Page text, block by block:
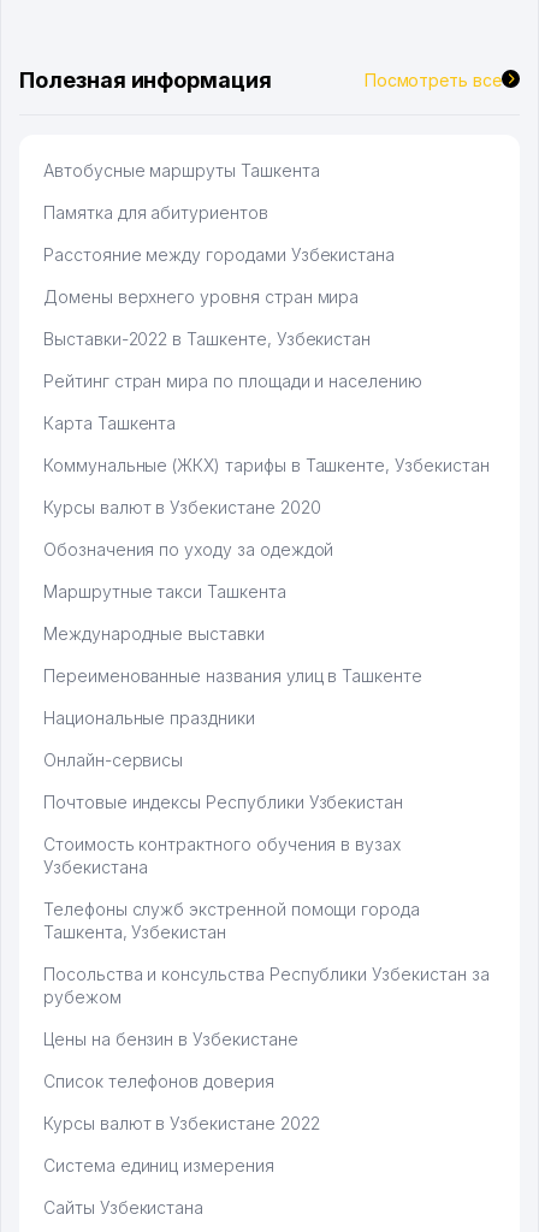
Полезная информация Посмотреть все
Автобусные маршруты Ташкента
Памятка для абитуриентов
Расстояние между городами Узбекистана
Домены верхнего уровня стран мира
Выставки-2022 в Ташкенте, Узбекистан
Рейтинг стран мира по площади и населению
Карта Ташкента
Коммунальные (ЖКХ) тарифы в Ташкенте, Узбекистан
Курсы валют в Узбекистане 2020
Обозначения по уходу за одеждой
Маршрутные такси Ташкента
Международные выставки
Переименованные названия улиц в Ташкенте
Национальные праздники
Онлайн-сервисы
Почтовые индексы Республики Узбекистан
Стоимость контрактного обучения в вузах
Узбекистана
Телефоны служб экстренной помощи города
Ташкента, Узбекистан
Посольства и консульства Республики Узбекистан за
рубежом
Цены на бензин в Узбекистане
Список телефонов доверия
Курсы валют в Узбекистане 2022
Система единиц измерения
Сайты Узбекистана